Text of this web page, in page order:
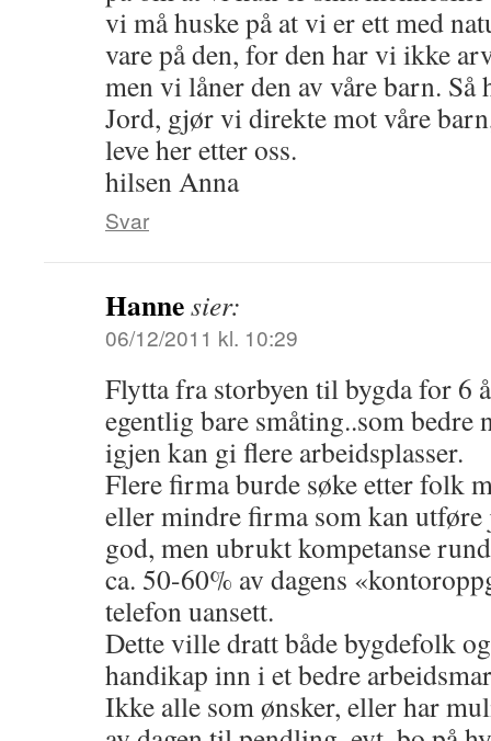
vi må huske på at vi er ett med
vare på den, for den har vi ikke
men vi låner den av våre barn.
Jord, gjør vi direkte mot våre
leve her etter oss.
hilsen Anna
Svar
Hannesier:
06/12/2011 kl. 10:29
Flytta fra storbyen til bygda for 6
egentlig bare småting..som bedre
igjen kan gi flere arbeidsplasser.
Flere firma burde søke etter folk
eller mindre firma som kan utføre
god, men ubrukt kompetanse
ca. 50-60% av dagens
telefon uansett.
Dette ville dratt både bygdefolk
handikap inn i et bedre
Ikke alle som ønsker, eller har